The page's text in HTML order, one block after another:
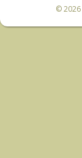
© 2026